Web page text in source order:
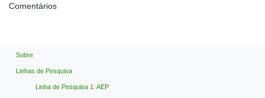
Comentários
Sobre
Linhas de Pesquisa
Linha de Pesquisa 1: AEP